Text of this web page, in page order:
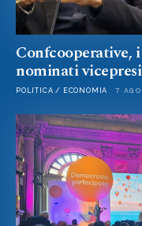
Confcooperative,
nominati
POLITICA / ECONOMIA 7